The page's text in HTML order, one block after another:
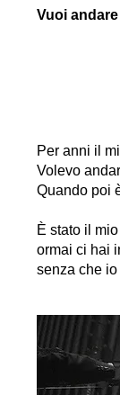
Vuoi
Per anni il
Volevo
Quando poi
È stato il
ormai ci hai
senza che